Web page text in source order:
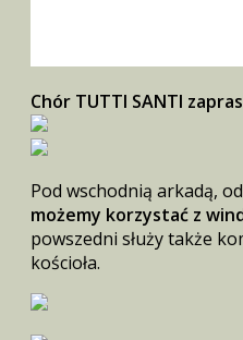
Chór TUTTI SANTI
Pod wschodnią arkadą,
możemy korzystać z
powszedni służy także
kościoła.